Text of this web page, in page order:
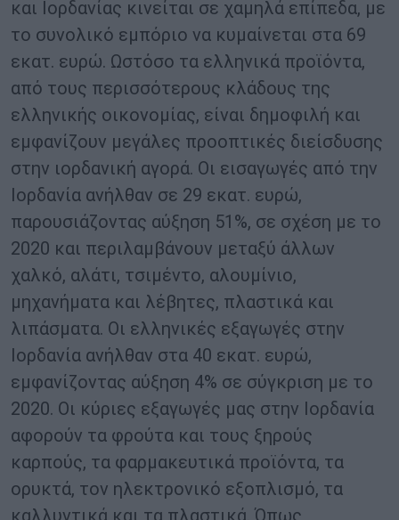
και Ιορδανίας κινείται σε χαμηλά επίπεδα, με
το συνολικό εμπόριο να κυμαίνεται στα 69
εκατ. ευρώ. Ωστόσο τα ελληνικά προϊόντα,
από τους περισσότερους κλάδους της
ελληνικής οικονομίας, είναι δημοφιλή και
εμφανίζουν μεγάλες προοπτικές διείσδυσης
στην ιορδανική αγορά. Οι εισαγωγές από την
Ιορδανία ανήλθαν σε 29 εκατ. ευρώ,
παρουσιάζοντας αύξηση 51%, σε σχέση με το
2020 και περιλαμβάνουν μεταξύ άλλων
χαλκό, αλάτι, τσιμέντο, αλουμίνιο,
μηχανήματα και λέβητες, πλαστικά και
λιπάσματα. Οι ελληνικές εξαγωγές στην
Ιορδανία ανήλθαν στα 40 εκατ. ευρώ,
εμφανίζοντας αύξηση 4% σε σύγκριση με το
2020. Οι κύριες εξαγωγές μας στην Ιορδανία
αφορούν τα φρούτα και τους ξηρούς
καρπούς, τα φαρμακευτικά προϊόντα, τα
ορυκτά, τον ηλεκτρονικό εξοπλισμό, τα